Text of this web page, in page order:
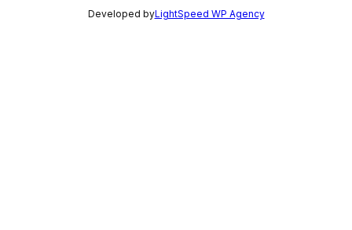
Developed byLightSpeed WP Agency